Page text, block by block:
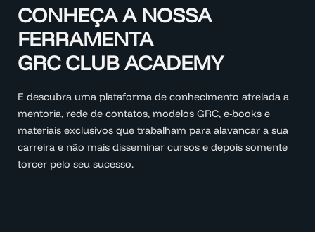
CONHEÇA A NOSSA
FERRAMENTA
GRC CLUB ACADEMY
E descubra uma plataforma de conhecimento atrelada a
mentoria, rede de contatos, modelos GRC, e-books e
materiais exclusivos que trabalham para alavancar a sua
carreira e não mais disseminar cursos e depois somente
torcer pelo seu sucesso.